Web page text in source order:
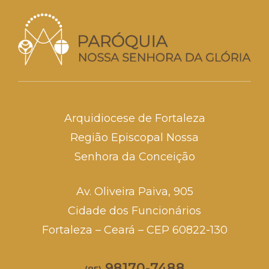
Arquidiocese de Fortaleza
Região Episcopal Nossa
Senhora da Conceição
Av. Oliveira Paiva, 905
Cidade dos Funcionários
Fortaleza – Ceará – CEP 60822-130